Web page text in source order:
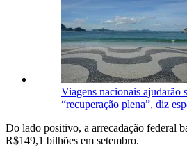
Viagens nacionais ajudarão
“recuperação plena”, diz
Do lado positivo, a arrecadação federal
R$149,1 bilhões em setembro.